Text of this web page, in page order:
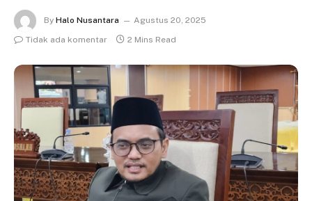
By Halo Nusantara
Agustus 20, 2025
Tidak ada komentar
2 Mins Read